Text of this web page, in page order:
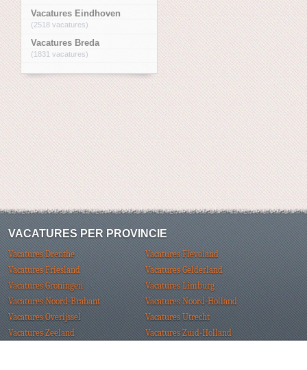
Vacatures Eindhoven
(2518 vacatures)
Vacatures Breda
(1831 vacatures)
VACATURES PER PROVINCIE
Vacatures Drenthe
Vacatures Flevoland
Vacatures Friesland
Vacatures Gelderland
Vacatures Groningen
Vacatures Limburg
Vacatures Noord-Brabant
Vacatures Noord-Holland
Vacatures Overijssel
Vacatures Utrecht
Vacatures Zeeland
Vacatures Zuid-Holland